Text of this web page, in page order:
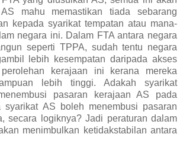
mahu memastikan tiada sebarang
kepada syarikat tempatan atau mana-
negara ini. Dalam FTA antara negara
seperti TPPA, sudah tentu negara
lebih kesempatan daripada akses
kerajaan ini kerana mereka
lebih tinggi. Adakah syarikat
pasaran kerajaan AS pada
syarikat AS boleh menembusi pasaran
secara logiknya? Jadi peraturan dalam
menimbulkan ketidakstabilan antara